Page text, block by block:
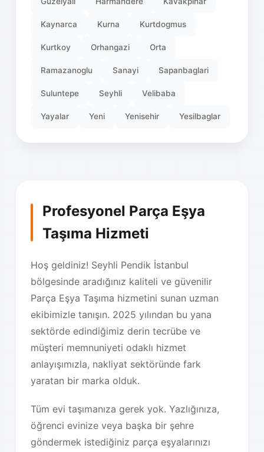
Profesyonel Parça Eşya
Taşıma Hizmeti
Hoş geldiniz! Seyhli Pendik İstanbul
bölgesinde aradığınız kaliteli ve güvenilir
Parça Eşya Taşıma hizmetini sunan uzman
ekibimizle tanışın. 2025 yılından bu yana
sektörde edindiğimiz derin tecrübe ve
müşteri memnuniyeti odaklı hizmet
anlayışımızla, nakliyat sektöründe fark
yaratan bir marka olduk.
Tüm evi taşımanıza gerek yok. Yazlığınıza,
öğrenci evinize veya başka bir şehre
göndermek istediğiniz parça eşyalarınızı
Kaynarca Kurna Kurtdogmus
Kurtkoy Orhangazi Orta
Ramazanoglu Sanayi Sapanbaglari
Suluntepe Seyhli Velibaba
Yayalar Yeni Yenisehir Yesilbaglar